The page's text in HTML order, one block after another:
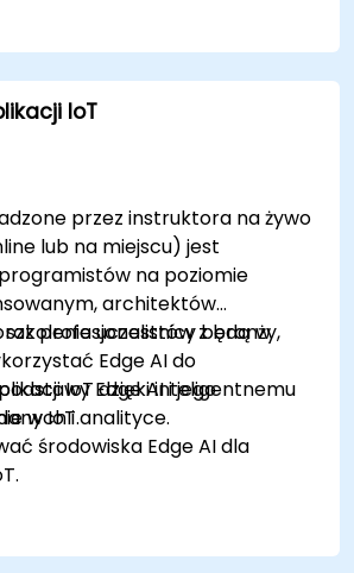
i poprawiać
decyzji w czasie rzeczywistym
edge computing.
problemy związane z
IoT.
IoT
przez instruktora na żywo
lub na miejscu) jest
na poziomie
architektów
profesjonalistów z branży,
Edge AI do
IoT dzięki inteligentnemu
i analityce.
szkolenia uczestnicy będą w
Edge AI i jego
w IoT.
środowiska Edge AI dla
brzegowych dla aplikacji IoT.
danych i